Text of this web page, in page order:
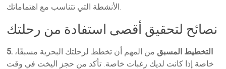
الأنشطة التي تتناسب مع اهتماماتك.
نصائح لتحقيق أقصى استفادة من رحلتك
5. التخطيط المسبق من المهم أن تخطط لرحلتك البحرية مسبقًا،
خاصة إذا كانت لديك رغبات خاصة. تأكد من حجز اليخت في وقت